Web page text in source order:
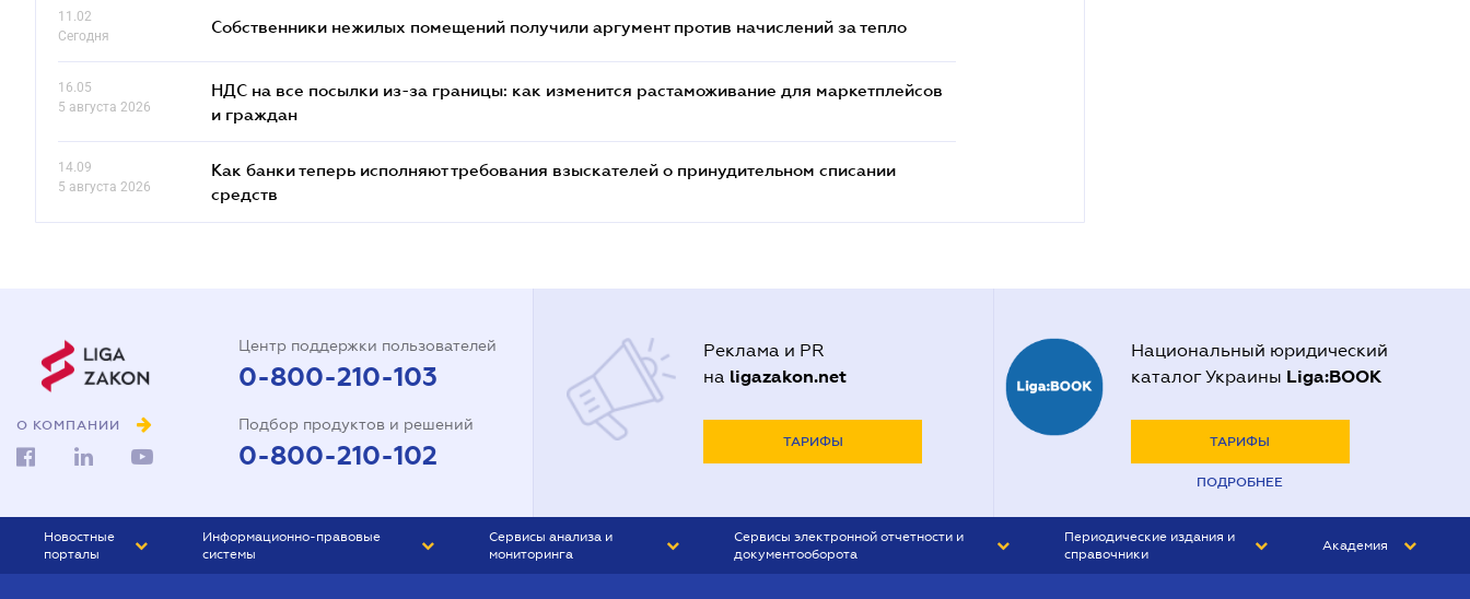
11.02
Сегодня
Собственники нежилых помещений получили аргумент против начислений за тепло
16.05
5 августа 2026
НДС на все посылки из-за границы: как изменится растаможивание для маркетплейсов
и граждан
14.09
5 августа 2026
Как банки теперь исполняют требования взыскателей о принудительном списании
средств
О КОМПАНИИ
Центр поддержки пользователей
0-800-210-103
Подбор продуктов и решений
0-800-210-102
Реклама и PR
на ligazakon.net
ТАРИФЫ
Национальный юридический
каталог Украины Liga:BOOK
ТАРИФЫ
ПОДРОБНЕЕ
Новостные
порталы
Информационно-правовые
системы
Сервисы анализа и
мониторинга
Сервисы электронной отчетности и
документооборота
Периодические издания и
справочники
Академия